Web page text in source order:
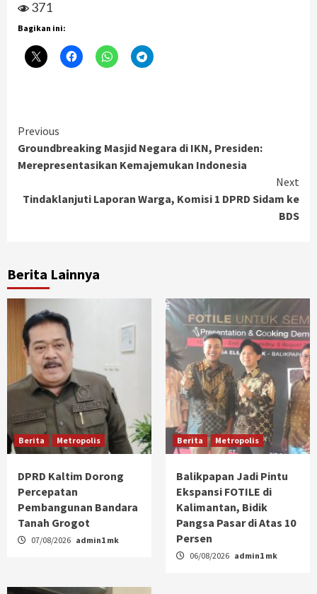
371
Bagikan ini:
Continue
Reading
Previous
Groundbreaking Masjid Negara di IKN, Presiden:
Merepresentasikan Kemajemukan Indonesia
Next
Tindaklanjuti Laporan Warga, Komisi 1 DPRD Sidam ke
BDS
Berita Lainnya
Berita Metropolis
DPRD Kaltim Dorong
Percepatan
Pembangunan Bandara
Tanah Grogot
07/08/2026 admin1 mk
Berita Metropolis
Balikpapan Jadi Pintu
Ekspansi FOTILE di
Kalimantan, Bidik
Pangsa Pasar di Atas 10
Persen
06/08/2026 admin1 mk